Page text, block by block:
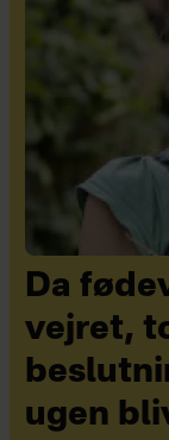
Da
vejret,
ugen